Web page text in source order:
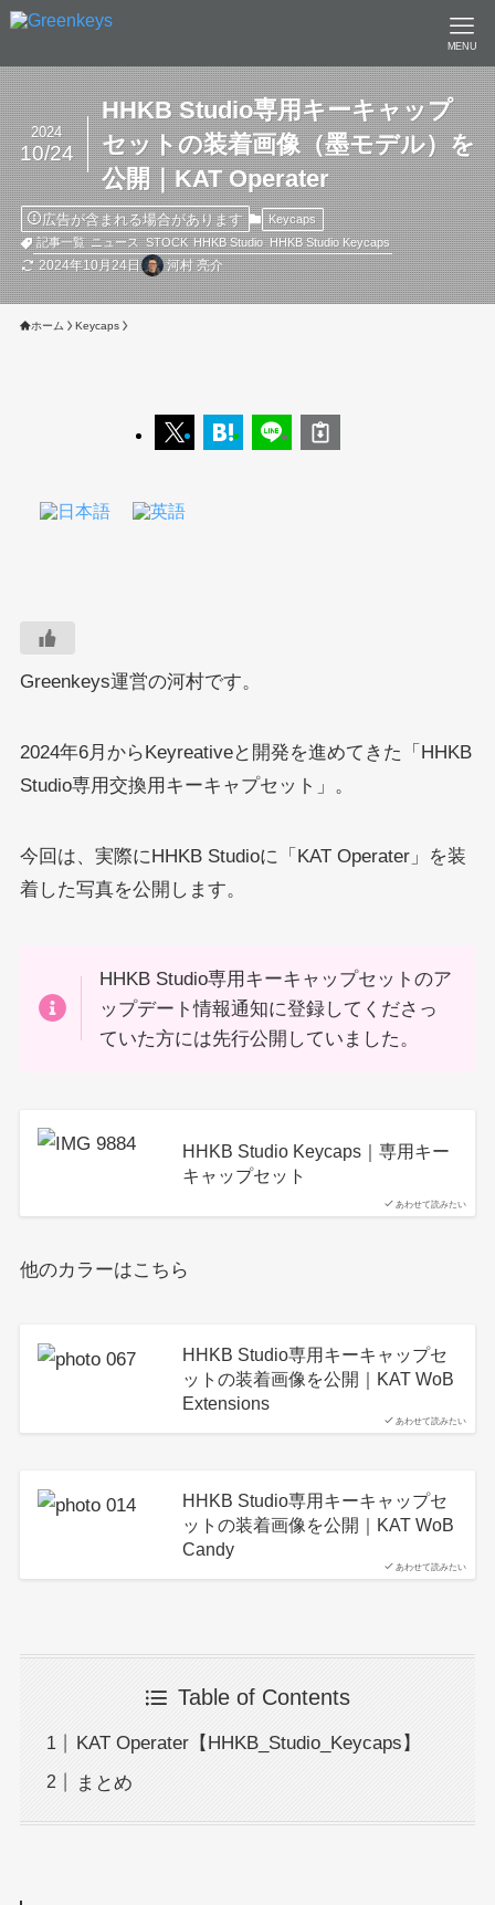
MENU
HHKB Studio専用キーキャップ
セットの装着画像（墨モデル）を
公開｜KAT Operater
2024
10/24
広告が含まれる場合があります
Keycaps
記事一覧 ニュース STOCK HHKB Studio HHKB Studio Keycaps
2024年10月24日 河村 亮介
ホーム Keycaps
Greenkeys運営の河村です。
2024年6月からKeyreativeと開発を進めてきた「HHKB
Studio専用交換用キーキャプセット」。
今回は、実際にHHKB Studioに「KAT Operater」を装
着した写真を公開します。
HHKB Studio専用キーキャップセットのア
ップデート情報通知に登録してくださっ
ていた方には先行公開していました。
あわせて読みたい
HHKB Studio Keycaps｜専用キー
キャップセット
他のカラーはこちら
あわせて読みたい
HHKB Studio専用キーキャップセ
ットの装着画像を公開｜KAT WoB
Extensions
あわせて読みたい
HHKB Studio専用キーキャップセ
ットの装着画像を公開｜KAT WoB
Candy
Table of Contents
KAT Operater【HHKB_Studio_Keycaps】
まとめ